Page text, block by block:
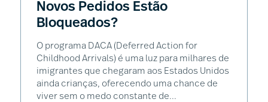
Novos Pedidos Estão
Bloqueados?
O programa DACA (Deferred Action for
Childhood Arrivals) é uma luz para milhares de
imigrantes que chegaram aos Estados Unidos
ainda crianças, oferecendo uma chance de
viver sem o medo constante de...